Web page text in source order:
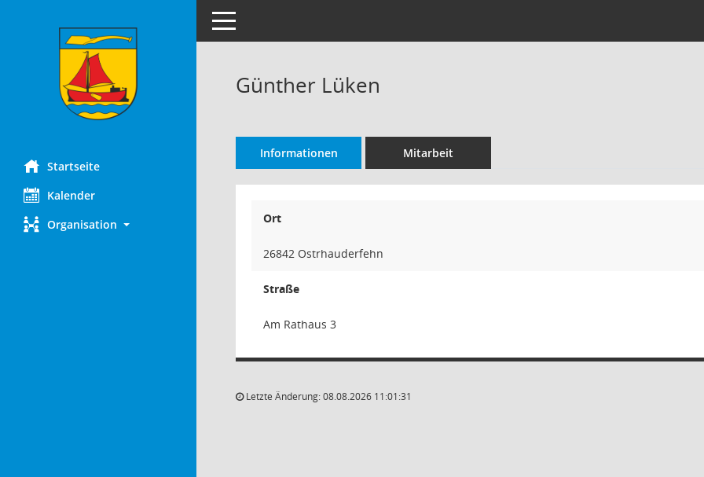
Startseite
Kalender
Organisation
Toggle navigation
Günther Lüken
Informationen Mitarbeit
Ort
26842 Ostrhauderfehn
Straße
Am Rathaus 3
Letzte Änderung: 08.08.2026 11:01:31